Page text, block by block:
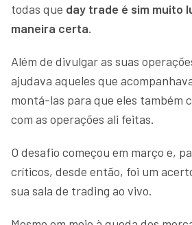
todas que day trade é sim muito
maneira certa.
Além de divulgar as suas
ajudava aqueles que
montá-las para que eles também
com as operações ali feitas.
O desafio começou em março e,
críticos, desde então, foi um
sua sala de trading ao vivo.